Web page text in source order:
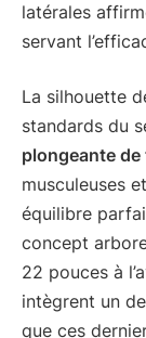
latérales
servant
La silhouette
standards du
plongeante
musculeuses
équilibre
concept
22 pouces à
intègrent un
que ces